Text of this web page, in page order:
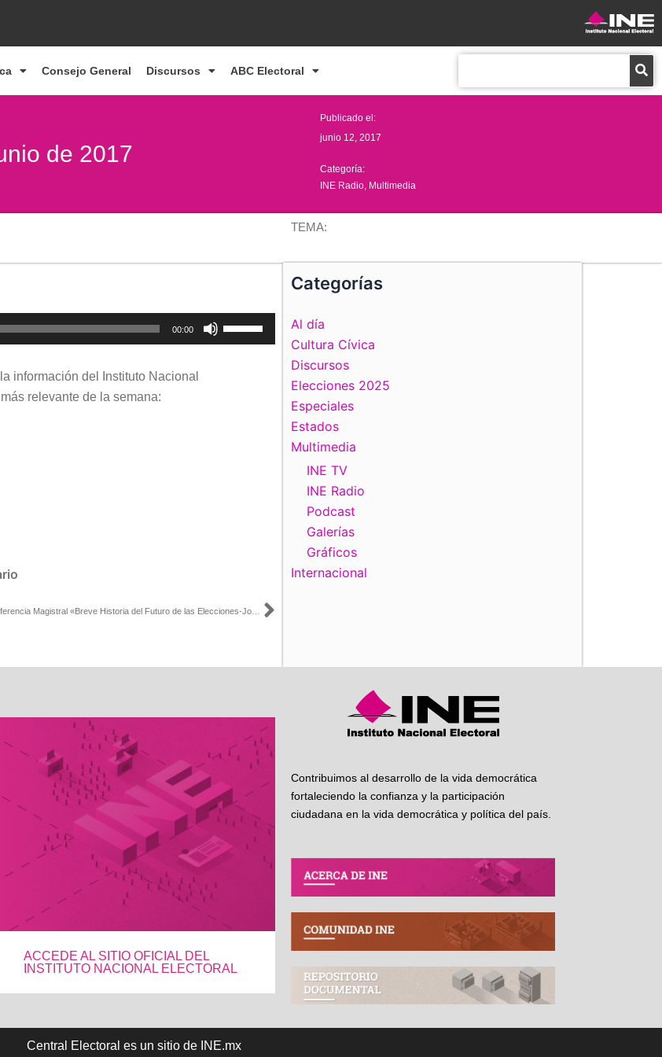
Consejo General Discursos ABC Electoral
de 2017
Publicado el:
junio 12, 2017
Categoría:
INE Radio Multimedia
TEMA:
00:00
las
información del Instituto Nacional
relevante de la semana:
Siguiente
Categorías
Al día
Cultura Cívica
Discursos
Elecciones 2025
Especiales
Estados
Multimedia
INE TV
INE Radio
Podcast
Galerías
Gráficos
Internacional
ACCEDE AL SITIO OFICIAL DEL
INSTITUTO NACIONAL ELECTORAL
Contribuimos al desarrollo de la vida democrática
fortaleciendo la confianza y la participación
ciudadana en la vida democrática y política del país.
Central Electoral es un sitio de INE.mx